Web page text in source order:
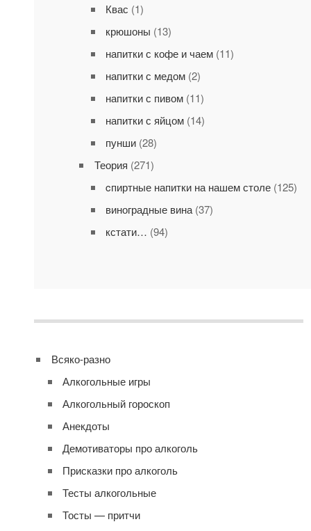
Квас (1)
крюшоны (13)
напитки с кофе и чаем(11)
напитки с медом(2)
напитки с пивом(11)
напитки с яйцом(14)
пунши(28)
Теория (271)
cпиртные напитки на нашем столе(125)
виноградные вина(37)
кстати… (94)
Всяко-разно
Алкогольные игры
Алкогольный гороскоп
Анекдоты
Демотиваторы про алкоголь
Присказки про алкоголь
Тесты алкогольные
Тосты — притчи